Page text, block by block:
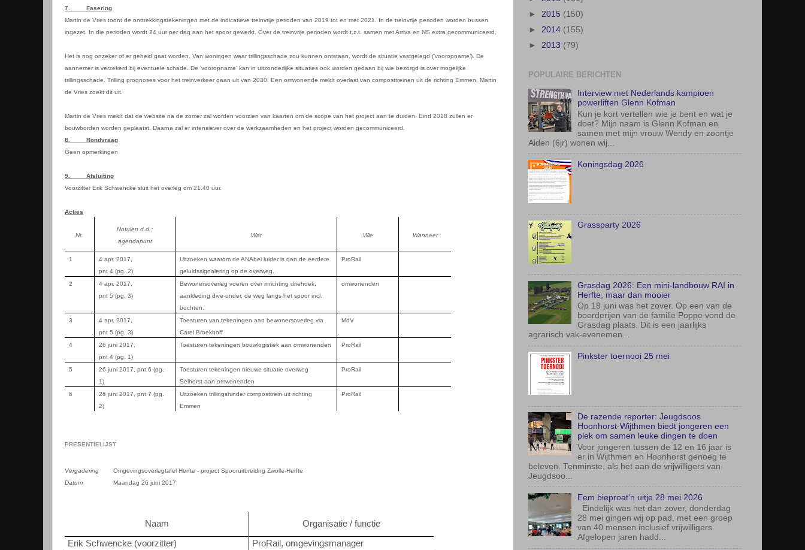
7.
Fasering
Martin de Vries toont de onttrekkingstekeningen met de indicatieve treinvrije perioden van 2019 tot en met 2021. In de treinvrije perioden worden bussen
ingezet. In die perioden wordt 24 uur per dag aan het spoor gewerkt. Over de treinvrije perioden wordt t.z.t. samen met Arriva en NS extra gecommuniceerd.
Het is nog onzeker of er geheid gaat worden. Van woningen waar trillingsschade zou kunnen ontstaan, wordt de situatie vastgelegd (‘vooropname’). De
aannemer is verzekerd bij eventuele schade. De ‘vooropname’ kan in uitzonderlijke situaties ook worden gedaan bij wie bezorgd is over mogelijke
trillingsschade. Trilling prognoses voor het treinverkeer gaan uit van 2030. Een omwonende meldt overlast van composttreinen uit de richting Emmen. Martin
de Vries zoekt dit uit.
Martin de Vries meldt dat de website na de zomer zal worden voorzien van kaarten om de scope van het project aan te duiden. Eind 2018 zullen er
bouwborden worden geplaatst. Daarna zal er intensiever over de werkzaamheden en het project worden gecommuniceerd.
8.
Rondvraag
Geen opmerkingen
9.
Afsluiting
Voorzitter Erik Schwencke sluit het overleg om 21.40 uur.
Acties
Nr.
Notulen d.d.;
agendapunt
Wat Wie Wanneer
1
4 apr. 2017,
pnt 4 (pg. 2)
Uitzoeken waarom de ANAbel luider is dan de eerdere
geluidssignalering op de overweg.
ProRail
2
4 apr. 2017,
pnt 5 (pg. 3)
Bewonersoverleg voeren over inrichting driehoek,
aankleding dive-under, de weg langs het spoor incl.
bochten.
omwonenden
3
4 apr. 2017,
pnt 5 (pg. 3)
Toesturen van tekeningen aan bewonersoverleg via
Carel Broekhoff
MdV
4
26 juni 2017,
pnt 4 (pg. 1)
Toesturen tekeningen bouwlogistiek aan omwonenden ProRail
5
26 juni 2017, pnt 6 (pg.
1)
Toesturen tekeningen nieuwe situatie overweg
Selhorst aan omwonenden
ProRail
6
26 juni 2017, pnt 7 (pg.
2)
Uitzoeken trillingshinder composttrein uit richting
Emmen
ProRail
PRESENTIELIJST
Vergadering
Omgevingsoverlegtafel Herfte - project Spooruitbreidng Zwolle-Herfte
Datum
Maandag 26 juni 2017
Naam Organisatie / functie
Erik Schwencke (voorzitter)
ProRail, omgevingsmanager
POPULAIRE BERICHTEN
Interview met Nederlands kampioen
powerliften Glenn Kofman
samen met mijn vrouw Wendy en zoontje
Koningsdag 2026
Grassparty 2026
Grasdag 2026: Een mini-landbouw RAI in
Pinkster toernooi 25 mei
De razende reporter: Jeugdsoos
beleven. Tenminste, als het aan de vrijwilligers van
Jeugdsoo...
Eem bieproat'n uitje 28 mei 2026
Eindelijk was het dan zover, donderdag
28 mei gingen wij op pad, met een groep
van 40 mensen inclusief vrijwilligers.
Samen houden we het buitenspelen in Wijthmen leuk
en veilig
In Wijthmen mogen we blij zijn met de mooie plekken
waar kinderen en jongeren kunnen spelen, sporten en
elkaar kunnen ontmoeten. Het kunst...